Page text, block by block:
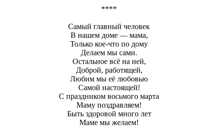
****
Самый главный человек
В нашем доме — мама,
Только кое-что по дому
Делаем мы сами.
Остальное всё на ней,
Доброй, работящей,
Любим мы её любовью
Самой настоящей!
С праздником восьмого марта
Маму поздравляем!
Быть здоровой много лет
Маме мы желаем!